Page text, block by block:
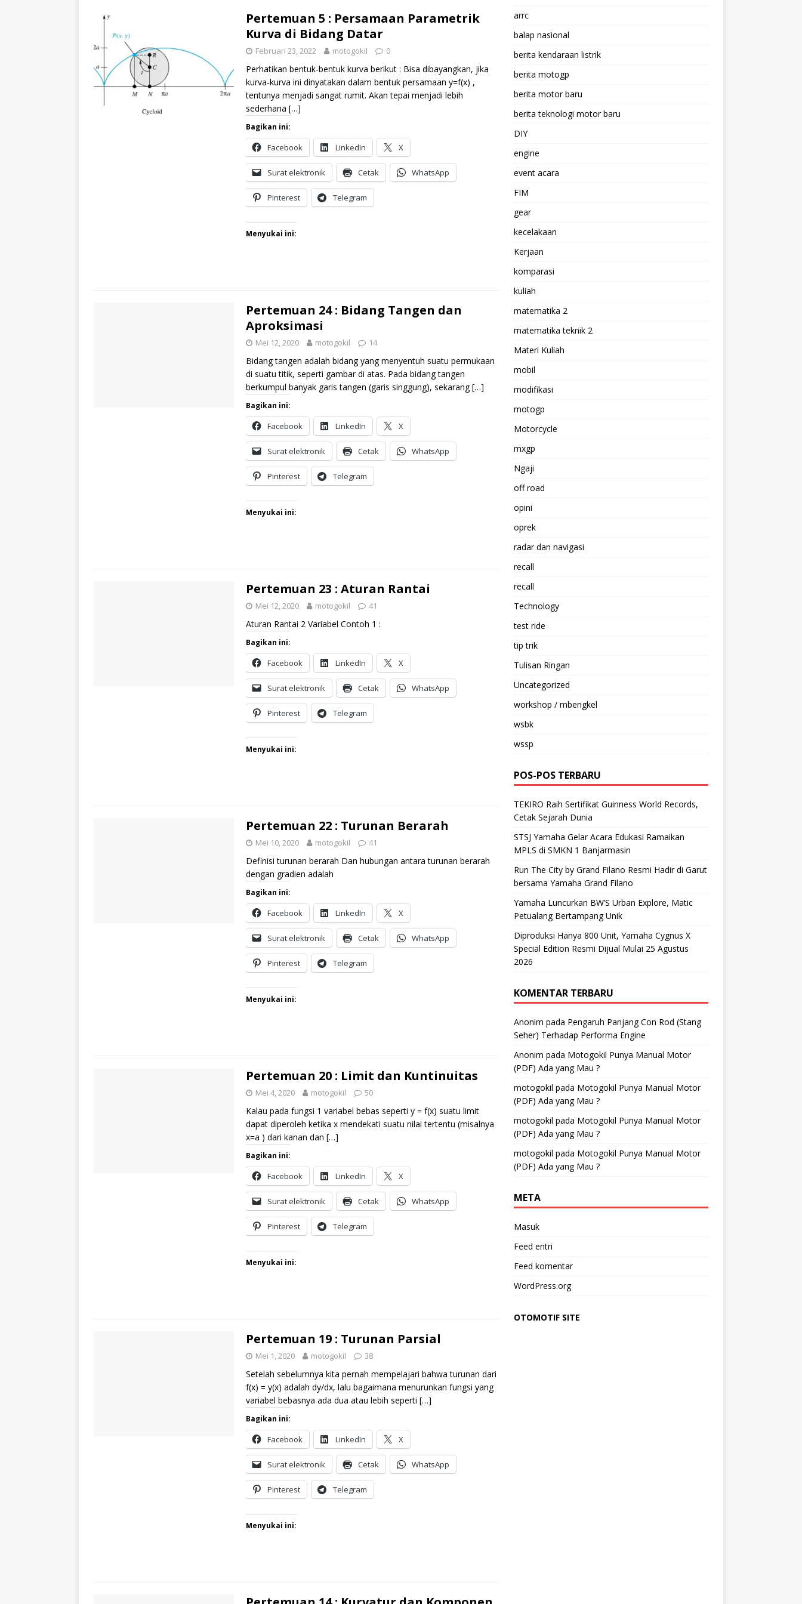
Pertemuan 5 : Persamaan Parametrik
Kurva di Bidang Datar
Februari 23, 2022 motogokil 0
Perhatikan bentuk-bentuk kurva berikut : Bisa dibayangkan, jika
kurva-kurva ini dinyatakan dalam bentuk persamaan y=f(x) ,
tentunya menjadi sangat rumit. Akan tepai menjadi lebih
sederhana […]
Bagikan ini:
Facebook LinkedIn X
Surat elektronik Cetak WhatsApp
Pinterest Telegram
Menyukai ini:
Pertemuan 24 : Bidang Tangen dan
Aproksimasi
Mei 12, 2020 motogokil 14
Bidang tangen adalah bidang yang menyentuh suatu permukaan
di suatu titik, seperti gambar di atas. Pada bidang tangen
berkumpul banyak garis tangen (garis singgung), sekarang[…]
Bagikan ini:
Facebook LinkedIn X
Surat elektronik Cetak WhatsApp
Pinterest Telegram
Menyukai ini:
Pertemuan 23 : Aturan Rantai
Mei 12, 2020 motogokil 41
Aturan Rantai 2 Variabel Contoh 1 :
Bagikan ini:
Facebook LinkedIn X
Surat elektronik Cetak WhatsApp
Pinterest Telegram
Menyukai ini:
Pertemuan 22 : Turunan Berarah
Mei 10, 2020 motogokil 41
Definisi turunan berarah Dan hubungan antara turunan berarah
dengan gradien adalah
Bagikan ini:
Facebook LinkedIn X
Surat elektronik Cetak WhatsApp
Pinterest Telegram
Menyukai ini:
Pertemuan 20 : Limit dan Kuntinuitas
Mei 4, 2020 motogokil 50
Kalau pada fungsi 1 variabel bebas seperti y = f(x) suatu limit
dapat diperoleh ketika x mendekati suatu nilai tertentu (misalnya
x=a ) dari kanan dan […]
Bagikan ini:
Facebook LinkedIn X
Surat elektronik Cetak WhatsApp
Pinterest Telegram
Menyukai ini:
Pertemuan 19 : Turunan Parsial
Mei 1, 2020 motogokil 38
Setelah sebelumnya kita pernah mempelajari bahwa turunan dari
f(x) = y(x) adalah dy/dx, lalu bagaimana menurunkan fungsi yang
variabel bebasnya ada dua atau lebih seperti […]
Bagikan ini:
Facebook LinkedIn X
Surat elektronik Cetak WhatsApp
Pinterest Telegram
Menyukai ini:
arrc
balap nasional
berita kendaraan listrik
berita motogp
berita motor baru
berita teknologi motor baru
DIY
engine
event acara
FIM
gear
kecelakaan
Kerjaan
komparasi
kuliah
matematika 2
matematika teknik 2
Materi Kuliah
mobil
modifikasi
motogp
Motorcycle
mxgp
Ngaji
off road
opini
oprek
radar dan navigasi
recall
recall
Technology
test ride
tip trik
Tulisan Ringan
Uncategorized
workshop / mbengkel
wsbk
wssp
POS-POS TERBARU
TEKIRO Raih Sertifikat Guinness World Records,
Cetak Sejarah Dunia
STSJ Yamaha Gelar Acara Edukasi Ramaikan
MPLS di SMKN 1 Banjarmasin
Run The City by Grand Filano Resmi Hadir di Garut
bersama Yamaha Grand Filano
Yamaha Luncurkan BW’S Urban Explore, Matic
Petualang Bertampang Unik
Diproduksi Hanya 800 Unit, Yamaha Cygnus X
Special Edition Resmi Dijual Mulai 25 Agustus
2026
KOMENTAR TERBARU
Anonim pada Pengaruh Panjang Con Rod (Stang
Seher) Terhadap Performa Engine
Anonim pada Motogokil Punya Manual Motor
(PDF) Ada yang Mau ?
motogokil pada Motogokil Punya Manual Motor
(PDF) Ada yang Mau ?
motogokil pada Motogokil Punya Manual Motor
(PDF) Ada yang Mau ?
motogokil pada Motogokil Punya Manual Motor
(PDF) Ada yang Mau ?
META
Masuk
Feed entri
Feed komentar
WordPress.org
OTOMOTIF SITE